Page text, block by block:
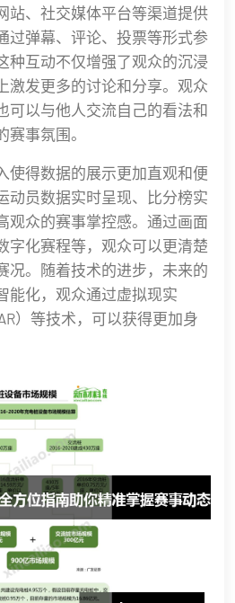
站、社交媒体平台等渠道提供
过弹幕、评论、投票等形式参
种互动不仅增强了观众的沉浸
激发更多的讨论和分享。观众
可以与他人交流自己的看法和
事氛围。
使得数据的展示更加直观和便
动员数据实时呈现、比分榜实
观众的赛事掌控感。通过画面
字化赛程等，观众可以更清楚
况。随着技术的进步，未来的
能化，观众通过虚拟现实
）等技术，可以获得更加身